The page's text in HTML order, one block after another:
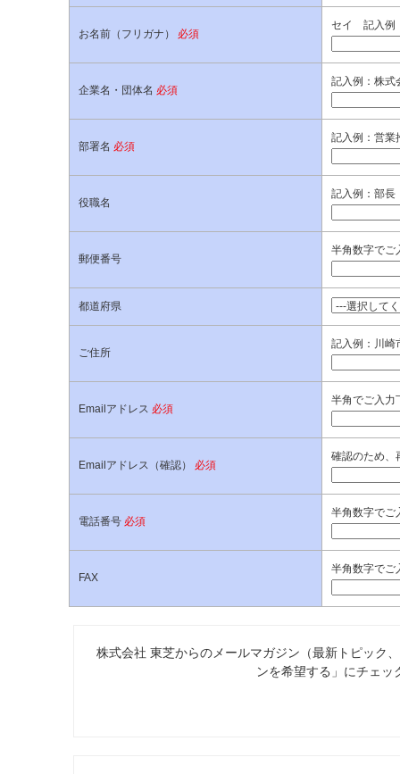
お名前（フリガナ） 必須
セイ 記入例
企業名・団体名 必須
記入例：株式
部署名 必須
記入例：営業
役職名
記入例：部長
郵便番号
半角数字でご
都道府県
ご住所
記入例：川崎
Emailアドレス 必須
半角でご入力
Emailアドレス（確認） 必須
確認のため、
電話番号 必須
半角数字でご
FAX
半角数字でご
株式会社 東芝からのメールマガジン（最新トピック
ンを希望する」にチェ